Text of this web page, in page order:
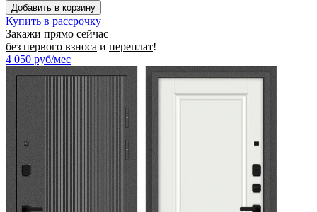
Купить в рассрочку
Закажи прямо сейчас
без первого взноса и переплат!
4 050 руб/мес